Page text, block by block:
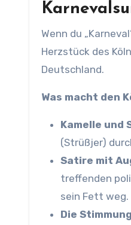
Wenn du
Herzstück des
Deutschland.
Was macht den
Kamelle und
(Strüßjer)
Satire mit
treffenden
sein Fett weg.
Die